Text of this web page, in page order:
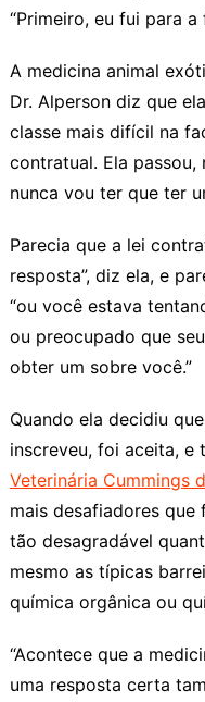
“Primeiro, eu fui para
A medicina animal
Dr. Alperson diz que
classe mais difícil na
contratual. Ela passou,
nunca vou ter que ter
Parecia que a lei
resposta”, diz ela, e
“ou você estava
ou preocupado que
obter um sobre você.”
Quando ela decidiu
inscreveu, foi aceita, e
Veterinária Cummings
mais desafiadores que
tão desagradável
mesmo as típicas
química orgânica ou
“Acontece que a
uma resposta certa